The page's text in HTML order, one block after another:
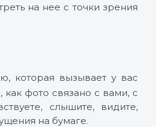
на нее с точки зрения
которая вызывает у вас
фото связано с вами, с
слышите, видите,
на бумаге.